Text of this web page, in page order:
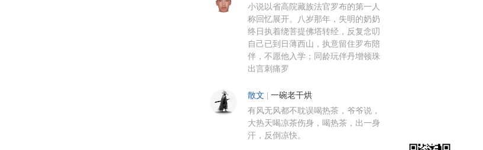
小说以省高院藏族法官罗布的第一人
称回忆展开。八岁那年，失明的奶奶
终日执着绕菩提佛塔转经，反复念叨
自己已到日薄西山，执意留住罗布陪
伴，不愿他入学；同龄玩伴丹增顿珠
出言刺痛罗
散文 一碗老干烘
有风无风都不耽误喝热茶，爷爷说，
大热天喝凉茶伤身，喝热茶，出一身
汗，反倒凉快。